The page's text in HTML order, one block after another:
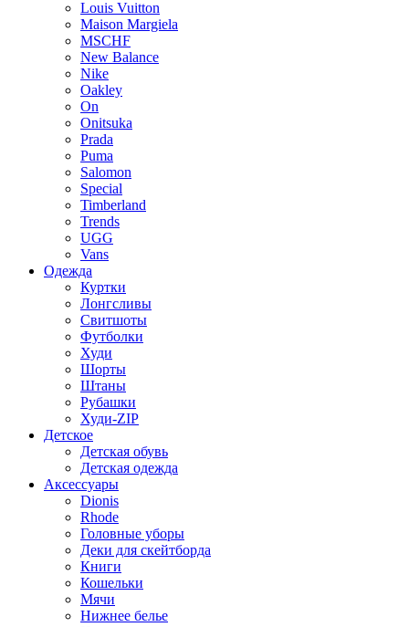
Louis Vuitton
Maison Margiela
MSCHF
New Balance
Nike
Oakley
On
Onitsuka
Prada
Puma
Salomon
Special
Timberland
Trends
UGG
Vans
Одежда
Куртки
Лонгсливы
Свитшоты
Футболки
Худи
Шорты
Штаны
Рубашки
Худи-ZIP
Детское
Детская обувь
Детская одежда
Аксессуары
Dionis
Rhode
Головные уборы
Деки для скейтборда
Книги
Кошельки
Мячи
Нижнее белье